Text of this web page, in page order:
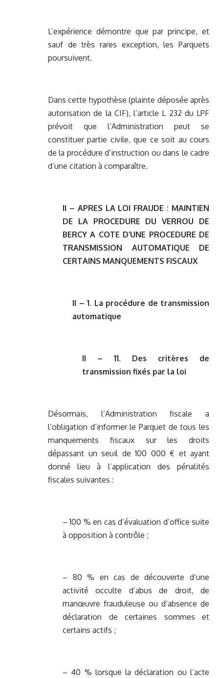
L’expérience démontre que par principe, et
sauf de très rares exception, les Parquets
poursuivent.
Dans cette hypothèse (plainte déposée après
autorisation de la CIF), l’article L 232 du LPF
prévoit que l’Administration peut se
constituer partie civile, que ce soit au cours
de la procédure d’instruction ou dans le cadre
d’une citation à comparaître.
II – APRES LA LOI FRAUDE : MAINTIEN
DE LA PROCEDURE DU VERROU DE
BERCY A COTE D’UNE PROCEDURE DE
TRANSMISSION AUTOMATIQUE DE
CERTAINS MANQUEMENTS FISCAUX
II – 1. La procédure de transmission
automatique
II – 11. Des critères de
transmission fixés par la loi
Désormais, l’Administration fiscale a
l’obligation d’informer le Parquet de tous les
manquements fiscaux sur les droits
dépassant un seuil de 100 000 € et ayant
donné lieu à l’application des pénalités
fiscales suivantes :
– 100 % en cas d’évaluation d’office suite
à opposition à contrôle ;
– 80 % en cas de découverte d’une
activité occulte d’abus de droit, de
manœuvre frauduleuse ou d’absence de
déclaration de certaines sommes et
certains actifs ;
– 40 % lorsque la déclaration ou l’acte